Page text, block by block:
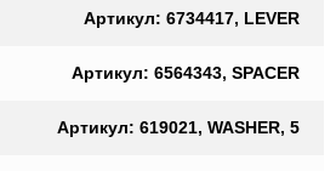
Артикул: 6734417, LEVER
Артикул: 6564343, SPACER
Артикул: 619021, WASHER, 5